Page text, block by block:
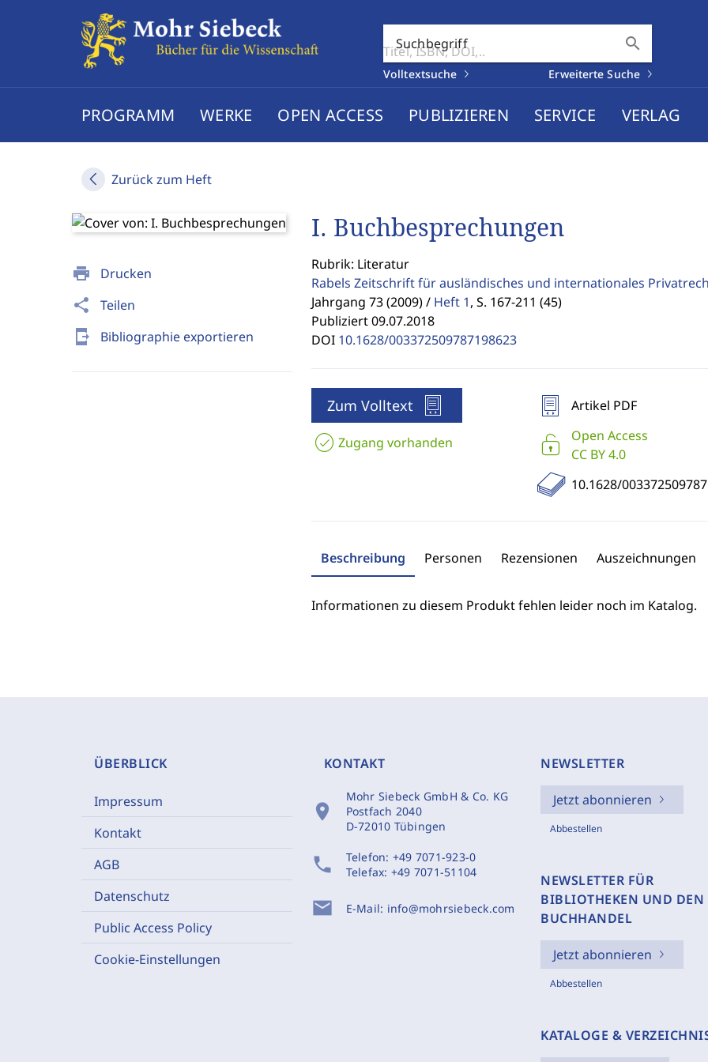
Suchbegriff search
Volltextsuche Erweiterte Suche
PROGRAMM WERKE OPEN ACCESS PUBLIZIEREN SERVICE VERLAG
Zurück zum Heft
print Drucken
share Teilen
send_to_mobile Bibliographie exportieren
I. Buchbesprechungen
Rubrik: Literatur
Rabels Zeitschrift für ausländisches und internationales
Jahrgang 73 (2009) / Heft 1, S. 167-211 (45)
Publiziert 09.07.2018
DOI 10.1628/003372509787198623
Zum Volltext
Zugang vorhanden
Artikel PDF
Open Access
CC BY 4.0
10.1628/
Beschreibung Personen Rezensionen Auszeichnungen
Informationen zu diesem Produkt fehlen leider noch im Katalog.
ÜBERBLICK
Impressum
Kontakt
AGB
Datenschutz
Public Access Policy
Cookie-Einstellungen
KONTAKT
location_on
Mohr Siebeck GmbH & Co. KG
Postfach 2040
D-72010 Tübingen
phone Telefon: +49 7071-923-0
Telefax: +49 7071-51104
mail E-Mail: info@mohrsiebeck.com
NEWSLETTER
Jetzt abonnieren
Abbestellen
NEWSLETTER FÜR
BIBLIOTHEKEN UND DEN
BUCHHANDEL
Jetzt abonnieren
Abbestellen
KATALOGE &